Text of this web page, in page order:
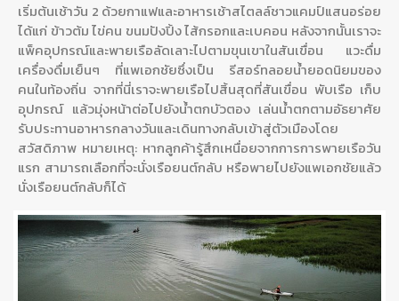
เริ่มต้นเช้าวัน 2 ด้วยกาแฟและอาหารเช้าสไตลล์ชาวแคมป์แสนอร่อย
ได้แก่ ข้าวต้ม ไข่คน ขนมปังปิ้ง ไส้กรอกและเบคอน หลังจากนั้นเราจะ
แพ็คอุปกรณ์และพายเรือลัดเลาะไปตามขุนเขาในสันเขื่อน แวะดื่ม
เครื่องดื่มเย็นๆ ที่แพเอกชัยซึ่งเป็น รีสอร์ทลอยน้ำยอดนิยมของ
คนในท้องถิ่น จากที่นี่เราจะพายเรือไปสิ้นสุดที่สันเขื่อน พับเรือ เก็บ
อุปกรณ์ แล้วมุ่งหน้าต่อไปยังน้ำตกบัวตอง เล่นน้ำตกตามอัธยาศัย
รับประทานอาหารกลางวันและเดินทางกลับเข้าสู่ตัวเมืองโดย
สวัสดิภาพ หมายเหตุ: หากลูกค้ารู้สึกเหนื่อยจากการการพายเรือวัน
แรก สามารถเลือกที่จะนั่งเรือยนต์กลับ หรือพายไปยังแพเอกชัยแล้ว
นั่งเรือยนต์กลับก็ได้